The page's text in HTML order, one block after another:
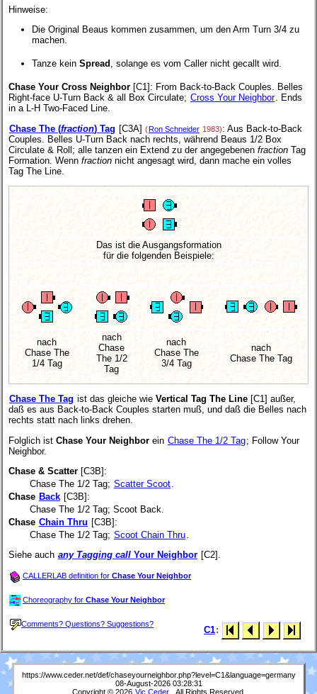
Hinweise:
Die Original Beaus kommen zusammen, um den Arm Turn 3/4 zu
machen.
Tanze kein Spread , solange es vom Caller nicht gecallt wird.
Chase Your Cross Neighbor [C1] : From Back-to-Back Couples. Belles
Right-face U-Turn Back & all Box Circulate; Cross Your Neighbor. Ends
in a L-H Two-Faced Line.
Chase The (fraction) Tag [C3A] (Ron Schneider 1983): Aus Back-to-Back
Couples. Belles U-Turn Back nach rechts, während Beaus 1/2 Box
Circulate & Roll; alle tanzen ein Extend zu der angegebenen fraction Tag
Formation. Wenn fraction nicht angesagt wird, dann mache ein volles
Tag The Line.
Das ist die Ausgangsformation
für die folgenden Beispiele:
nach
Chase The
1/4 Tag
nach
Chase
The 1/2
Tag
nach
Chase The
3/4 Tag
nach
Chase The Tag
Chase The Tag ist das gleiche wie Vertical Tag The Line [C1] außer,
daß es aus Back-to-Back Couples starten muß, und daß die Belles nach
rechts statt nach links drehen.
Folglich ist Chase Your Neighbor ein Chase The 1/2 Tag; Follow Your
Neighbor.
Chase & Scatter [C3B]:
Chase The 1/2 Tag; Scatter Scoot
Chase Back [C3B]:
Chase The 1/2 Tag; Scoot Back.
Chase Chain Thru [C3B]:
Chase The 1/2 Tag; Scoot Chain Thru
Siehe auch any Tagging call Your Neighbor [C2].
CALLERLAB definition for Chase Your Neighbor
Choreography for Chase Your Neighbor
Comments? Questions? Suggestions?
C1:
https://www.ceder.net/def/chaseyourneighbor.php?level=C1&language=germany
08-August-2026 03:28:31
Copyright © 2026 Vic Ceder . All Rights Reserved.